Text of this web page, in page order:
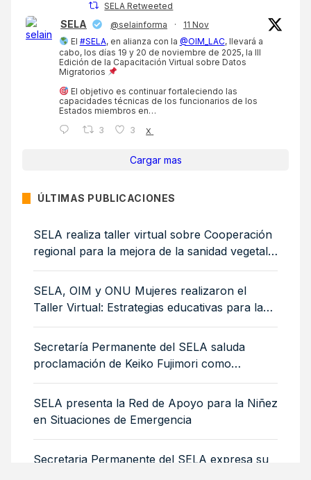
SELA Retweeted
SELA @selainforma ·
11 Nov
El #SELA, en alianza con la @OIM_LAC, llevará a
cabo, los días 19 y 20 de noviembre de 2025, la III
Edición de la Capacitación Virtual sobre Datos
Migratorios
El objetivo es continuar fortaleciendo las
capacidades técnicas de los funcionarios de los
Estados miembros en…
3
3 X
Cargar mas
ÚLTIMAS PUBLICACIONES
SELA realiza taller virtual sobre Cooperación
regional para la mejora de la sanidad vegetal:
medidas sanitarias y fitosanitarias para la
sostenibilidad ambiental
SELA, OIM y ONU Mujeres realizaron el
Taller Virtual: Estrategias educativas para la
integración de mujeres y niñas migrantes
Secretaría Permanente del SELA saluda
proclamación de Keiko Fujimori como
Presidenta de Perú
SELA presenta la Red de Apoyo para la Niñez
en Situaciones de Emergencia
Secretaria Permanente del SELA expresa su